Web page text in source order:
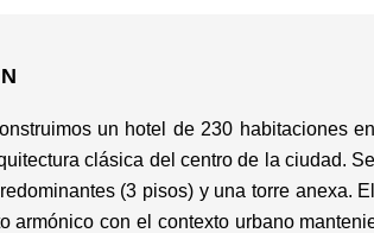
un hotel de 230 habitaciones
clásica del centro de la ciudad.
(3 pisos) y una torre anexa.
armónico con el contexto urbano